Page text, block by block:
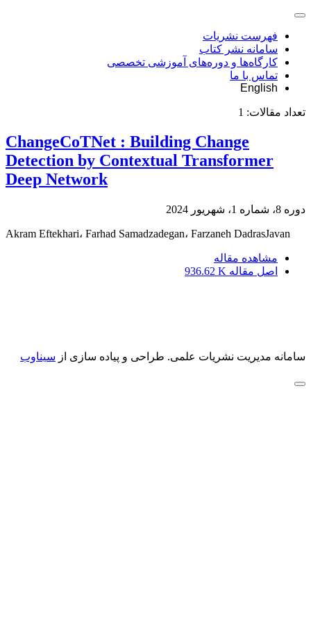
فهرست نشریات
سامانه نشر کتاب
کارگاه‌ها و دوره‌های آموزشی تخصصی
تماس با ما
English
تعداد مقالات: 1
ChangeCoTNet : Building Change
Detection by Contextual Transformer
Deep Network
دوره 8، شماره 1، شهریور 2024
Akram Eftekhari، Farhad Samadzadegan، Farzaneh DadrasJavan
مشاهده مقاله
اصل مقاله 936.62 K
سامانه مدیریت نشریات علمی. طراحی و پیاده سازی از سیناوب